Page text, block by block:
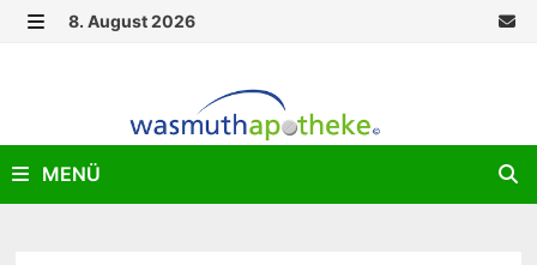
Zurück
8. August 2026
MENÜ